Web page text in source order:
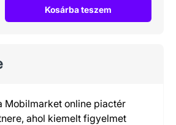
Kosárba teszem
Mobilmarket online piactér
ahol kiemelt figyelmet